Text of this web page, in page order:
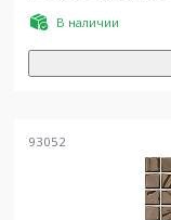
В наличии
93052